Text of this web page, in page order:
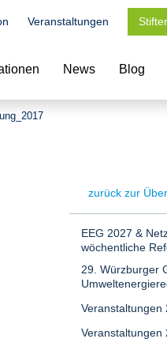
Veranstaltungen
News Blog
zurück zur
EEG 2027 &
wöchentliche
29. Würzburger
Veranstaltungen
Veranstaltungen